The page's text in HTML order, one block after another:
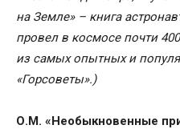
на Земле» – книга
провел в космосе почти
из самых опытных и
«Горсоветы».)
О.М. «Необыкновенные